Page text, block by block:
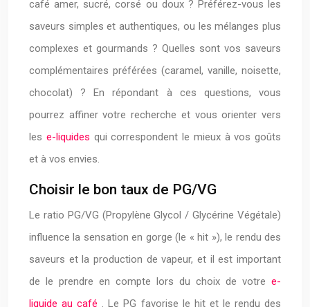
café amer, sucré, corsé ou doux ? Préférez-vous les
saveurs simples et authentiques, ou les mélanges plus
complexes et gourmands ? Quelles sont vos saveurs
complémentaires préférées (caramel, vanille, noisette,
chocolat) ? En répondant à ces questions, vous
pourrez affiner votre recherche et vous orienter vers
les e-liquides qui correspondent le mieux à vos goûts
et à vos envies.
Choisir le bon taux de PG/VG
Le ratio PG/VG (Propylène Glycol / Glycérine Végétale)
influence la sensation en gorge (le « hit »), le rendu des
saveurs et la production de vapeur, et il est important
de le prendre en compte lors du choix de votre e-
liquide au café . Le PG favorise le hit et le rendu des